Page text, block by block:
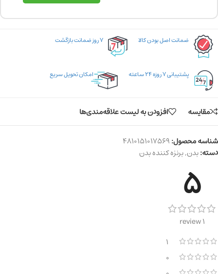
ضمانت اصل بودن کالا ۷ روز ضمانت بازگشت
پشتیبانی ۷ روزه ۲۴ ساعته امکان تحویل سریع
مقایسه افزودن به لیست علاقه‌مندی‌ها
شناسه محصول:4810151017569
دسته:بدن,برنزه کننده بدن
5
1 review
1
0